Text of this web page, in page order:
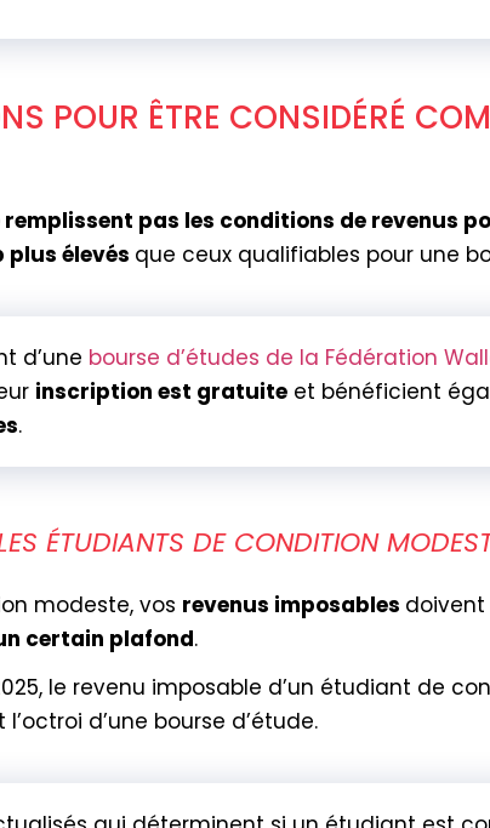
POUR ÊTRE CONSIDÉRÉ
remplissent pas les conditions de revenus
plus élevés que ceux qualifiables pour une
d’une bourse d’études de la Fédération
inscription est gratuite et bénéficient
.
ÉTUDIANTS DE CONDITION
modeste, vos revenus imposables
certain plafond.
le revenu imposable d’un étudiant de
d’une bourse d’étude.